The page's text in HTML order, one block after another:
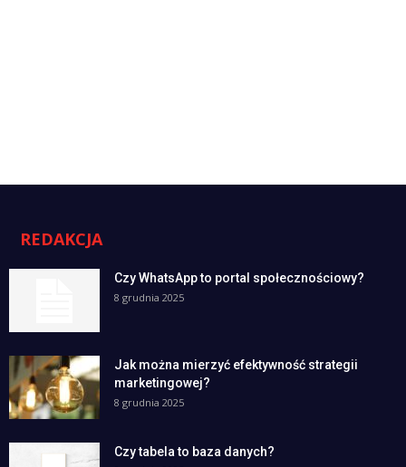
REDAKCJA
Czy WhatsApp to portal społecznościowy?
8 grudnia 2025
Jak można mierzyć efektywność strategii
marketingowej?
8 grudnia 2025
Czy tabela to baza danych?